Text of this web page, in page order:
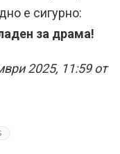
е сигурно:
за драма!
2025, 11:59 от